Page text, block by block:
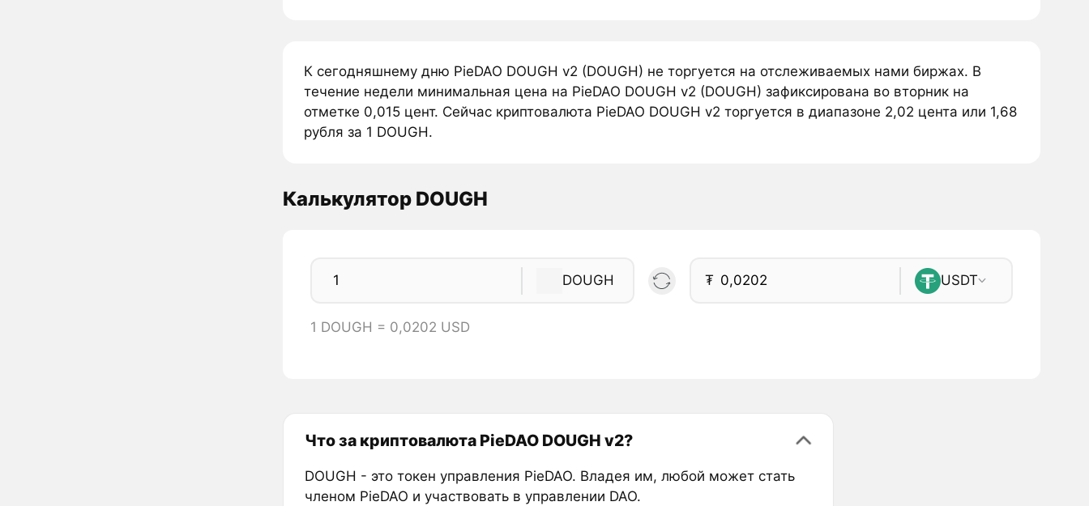
К сегодняшнему дню PieDAO DOUGH v2 (DOUGH) не торгуется на отслеживаемых нами биржах. В
течение недели минимальная цена на PieDAO DOUGH v2 (DOUGH) зафиксирована во вторник на
отметке 0,015 цент. Сейчас криптовалюта PieDAO DOUGH v2 торгуется в диапазоне 2,02 цента или 1,68
рубля за 1 DOUGH.
Калькулятор DOUGH
DOUGH ₮ USDT
1 DOUGH = 0,0202 USD
Что за криптовалюта PieDAO DOUGH v2?
DOUGH - это токен управления PieDAO. Владея им, любой может стать
членом PieDAO и участвовать в управлении DAO.